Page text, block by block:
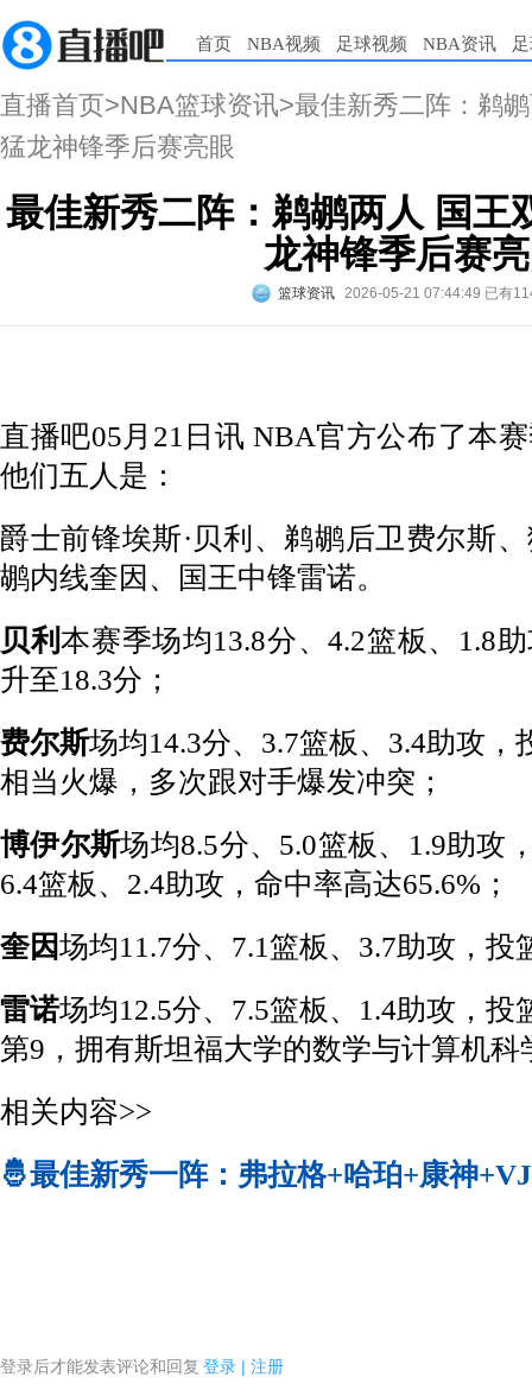
首页 NBA视频 足球视频 NBA资讯
直播首页>NBA篮球资讯>最佳新秀二阵：鹈
猛龙神锋季后赛亮眼
最佳新秀二阵：鹈鹕两人 国王
龙神锋季后赛
篮球资讯 2026-05-21 07:44:49 已有
直播吧05月21日讯 NBA官方公布了本
他们五人是：
爵士前锋埃斯·贝利、鹈鹕后卫费尔斯
鹕内线奎因、国王中锋雷诺。
贝利本赛季场均13.8分、4.2篮板、1.8
升至18.3分；
费尔斯场均14.3分、3.7篮板、3.4助攻，
相当火爆，多次跟对手爆发冲突；
博伊尔斯场均8.5分、5.0篮板、1.9助攻
6.4篮板、2.4助攻，命中率高达65.6%；
奎因场均11.7分、7.1篮板、3.7助攻，投
雷诺场均12.5分、7.5篮板、1.4助攻，投
第9，拥有斯坦福大学的数学与计算机科
相关内容>>
🤴最佳新秀一阵：弗拉格+哈珀+康神
登录后才能发表评论和回复 登录 | 注册